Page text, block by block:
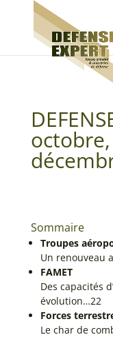
Sommaire
Troupes
Un renouveau
FAMET
Des capacités
évolution…22
Forces
Le char de